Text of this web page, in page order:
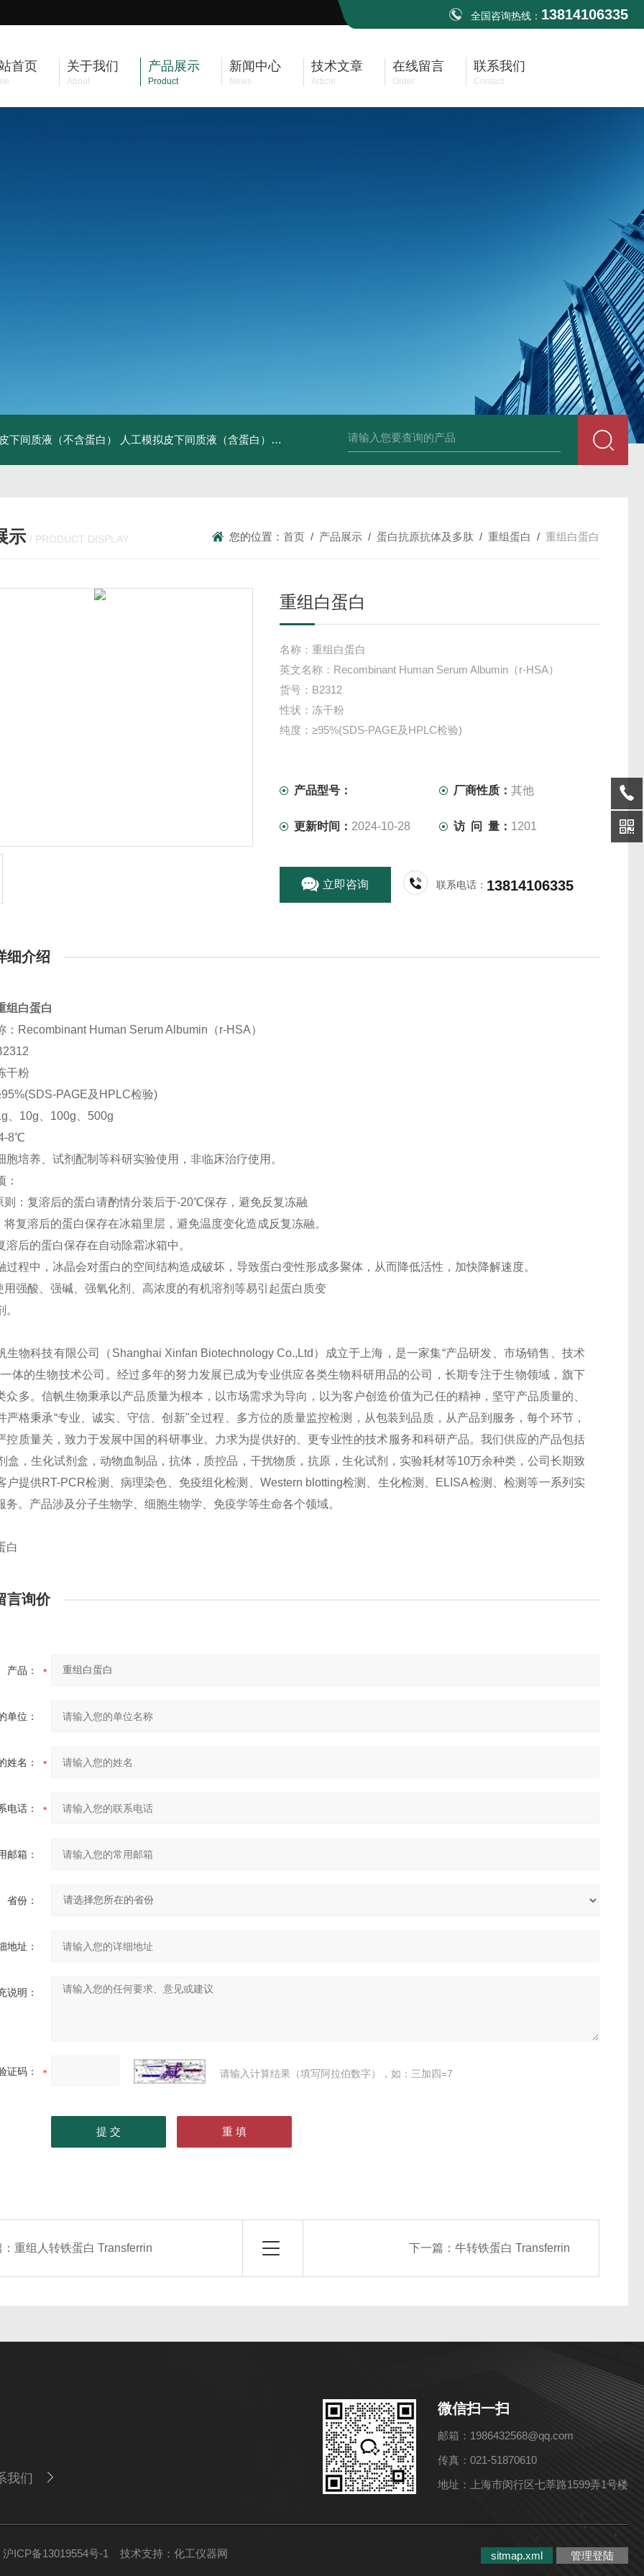
全国咨询热线： 13814106335
首页 关于我们
About
产品展示
Product
新闻中心
News
技术文章
Article
在线留言
Order
联系我们
Contact
下间质液（不含蛋白） 人工模拟皮下间质液（含蛋白） FITC标记小鼠抗His tag 组织细胞固定液（8％，PFA） 总胆汁酸（TBA）质
示 / PRODUCT DISPLAY 您的位置： 首页 / 产品展示 / 蛋白抗原抗体及多肽 / 重组蛋白 / 重组白蛋白
重组白蛋白
名称：重组白蛋白
英文名称：Recombinant Human Serum Albumin（r-HSA）
货号：B2312
性状：冻干粉
纯度：≥95%(SDS-PAGE及HPLC检验)
用途：细胞培养、试剂配制等科研实验使用，非临床治疗使用。
产品型号： 厂商性质：其他
更新时间： 2024-10-28 访 问 量： 1201
立即咨询 联系电话： 13814106335
细介绍
组白蛋白
：Recombinant Human Serum Albumin（r-HSA）
干粉
PAGE及HPLC检验)
、10g、100g、500g
8℃
胞培养、试剂配制等科研实验使用，非临床治疗使用。
：
则：复溶后的蛋白请酌情分装后于-20℃保存，避免反复冻融
将复溶后的蛋白保存在冰箱里层，避免温度变化造成反复冻融。
溶后的蛋白保存在自动除霜冰箱中。
过程中，冰晶会对蛋白的空间结构造成破坏，导致蛋白变性形成多聚体，从而降低活性，加快降解速度。
用强酸、强碱、强氧化剂、高浓度的有机溶剂等易引起蛋白质变
生物科技有限公司（Shanghai Xinfan Biotechnology Co.,Ltd）成立于上海，是一家集“产品研发、市场销售、技术
体的生物技术公司。经过多年的努力发展已成为专业供应各类生物科研用品的公司，长期专注于生物领域，旗下
众多。信帆生物秉承以产品质量为根本，以市场需求为导向，以为客户创造价值为己任的精神，坚守产品质量的、
严格秉承“专业、诚实、守信、创新"全过程、多方位的质量监控检测，从包装到品质，从产品到服务，每个环节，
控质量关，致力于发展中国的科研事业。力求为提供好的、更专业性的技术服务和科研产品。我们供应的产品包括
盒，生化试剂盒，动物血制品，抗体，质控品，干扰物质，抗原，生化试剂，实验耗材等10万余种类，公司长期致
户提供RT-PCR检测、病理染色、免疫组化检测、Western blotting检测、生化检测、ELISA检测、检测等一系列实
务。产品涉及分子生物学、细胞生物学、免疫学等生命各个领域。
白
言询价
产品：
单位：
姓名：
电话：
邮箱：
省份：
地址：
说明：
证码： 请输入计算结果（填写阿拉伯数字），如：三加四=7
：重组人转铁蛋白 Transferrin 下一篇： 牛转铁蛋白 Transferrin
我们
微信扫一扫
邮箱：1986432568@qq.com
传真：021-51870610
地址：上海市闵行区七莘路1599弄1号楼
ICP备13019554号-1 技术支持： 化工仪器网 sitmap.xml 管理登陆